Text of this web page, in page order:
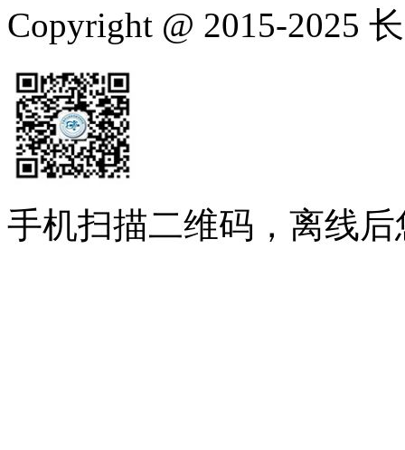
Copyright @ 2015-2025
手机扫描二维码，离线